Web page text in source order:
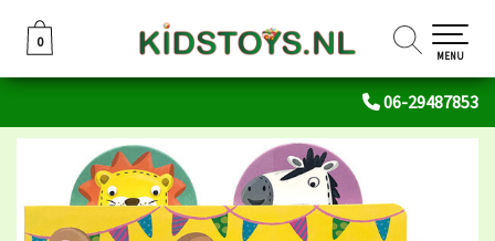
06-29487853
0
0
MENU